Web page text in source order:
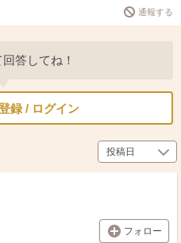
通報する
答してね！
録 / ログイン
フォロー